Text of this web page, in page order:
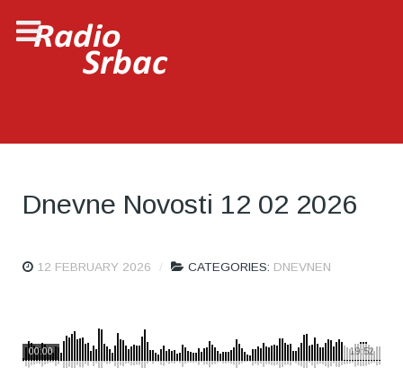
Dnevne Novosti 12 02 2026
12 FEBRUARY 2026 CATEGORIES: DNEVNEN
19:52
00:00